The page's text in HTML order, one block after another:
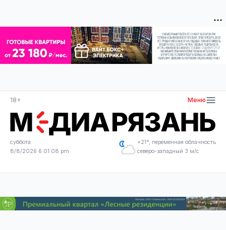
18+ Меню
суббота
8/8/2026 6:01:09 pm
+21°, переменная облачность
северо-западный 3 м/с